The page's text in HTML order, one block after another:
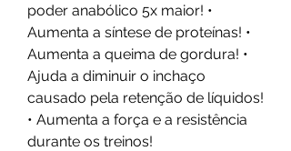
poder anabólico 5x maior! •
Aumenta a síntese de proteínas! •
Aumenta a queima de gordura! •
Ajuda a diminuir o inchaço
causado pela retenção de líquidos!
• Aumenta a força e a resistência
durante os treinos!